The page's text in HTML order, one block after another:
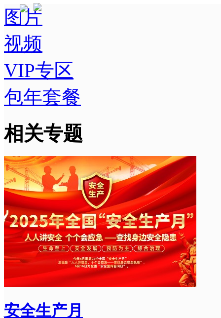
图片
视频
VIP专区
包年套餐
相关专题
安全生产月